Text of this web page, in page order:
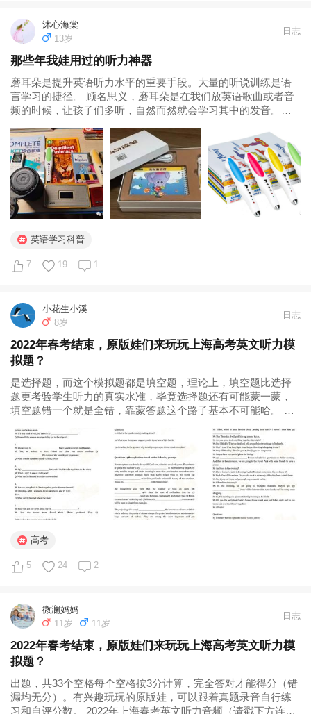
沐心海棠
13岁
日志
那些年我娃用过的听力神器
磨耳朵是提升英语听力水平的重要手段。大量的听说训练是语
言学习的捷径。 顾名思义，磨耳朵是在我们放英语歌曲或者音
频的时候，让孩子们多听，自然而然就会学习其中的发音。磨
除精选听力材料之外，练习听力的工具也特别重要。 这就是我
家正在服役的神器们...
英语学习科普
7 19 1
小花生小溪
8岁
日志
2022年春考结束，原版娃们来玩玩上海高考英文听力模
拟题？
是选择题，而这个模拟题都是填空题，理论上，填空题比选择
题更考验学生听力的真实水准，毕竟选择题还有可能蒙一蒙，
填空题错一个就是全错，靠蒙答题这个路子基本不可能哈。 以
按3分计算），完全答对才能得分（错漏均无分）。有兴趣玩玩
的原版娃，可以跟着真题...
高考
5 24 2
微澜妈妈
11岁
11岁
日志
2022年春考结束，原版娃们来玩玩上海高考英文听力模
拟题？
出题，共33个空格每个空格按3分计算，完全答对才能得分（错
漏均无分）。有兴趣玩玩的原版娃，可以跟着真题录音自行练
习和自评分数。 2022年上海春考英文听力音频（请戳下方连